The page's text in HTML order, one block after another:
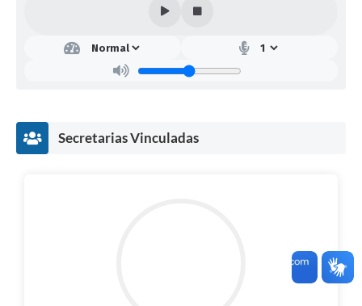
Secretarias Vinculadas